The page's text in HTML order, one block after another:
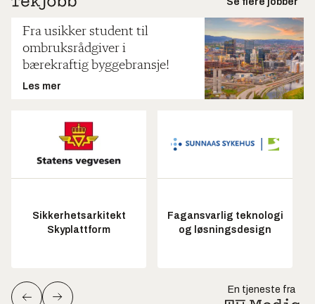
Fra usikker student til
ombruksrådgiver i
bærekraftig byggebransje!
Les mer
Sikkerhetsarkitekt
Skyplattform
Fagansvarlig teknologi
og løsningsdesign
En tjeneste fra